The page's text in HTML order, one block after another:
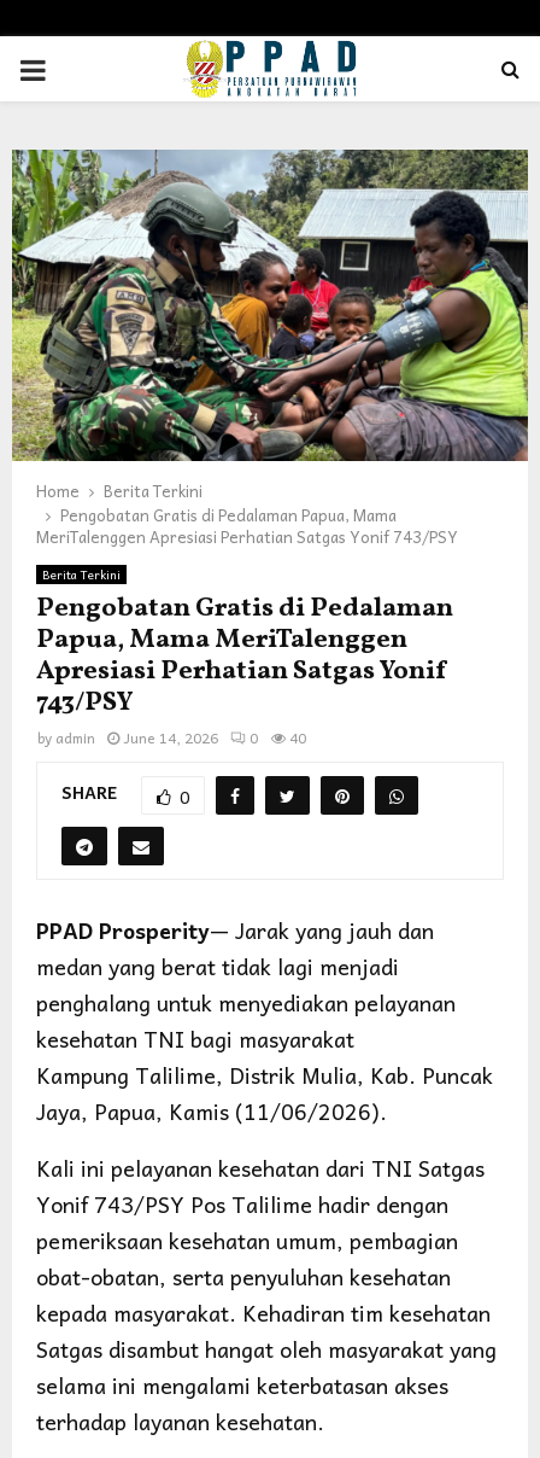
PRIMARY
Home
Berita Terkini
Pengobatan Gratis di Pedalaman Papua, Mama
MeriTalenggen Apresiasi Perhatian Satgas Yonif 743/PSY
Berita Terkini
Pengobatan Gratis di Pedalaman
Papua, Mama MeriTalenggen
Apresiasi Perhatian Satgas Yonif
743/PSY
by admin June 14, 2026 0 40
SHARE 0
PPAD Prosperity— Jarak yang jauh dan
medan yang berat tidak lagi menjadi
penghalang untuk menyediakan pelayanan
kesehatan TNI bagi masyarakat
Kampung Talilime, Distrik Mulia, Kab. Puncak
Jaya, Papua, Kamis (11/06/2026).
Kali ini pelayanan kesehatan dari TNI Satgas
Yonif 743/PSY Pos Talilime hadir dengan
pemeriksaan kesehatan umum, pembagian
obat-obatan, serta penyuluhan kesehatan
kepada masyarakat. Kehadiran tim kesehatan
Satgas disambut hangat oleh masyarakat yang
selama ini mengalami keterbatasan akses
terhadap layanan kesehatan.